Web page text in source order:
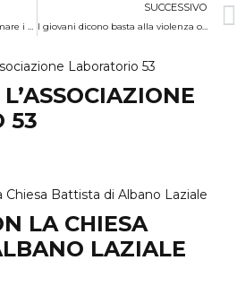
Una Mensa Itinerante per sfamare i più poveri
SUCCESSIVO
I giovani dicono basta alla violenza online contro le donne
53
LA CHIESA
LAZIALE